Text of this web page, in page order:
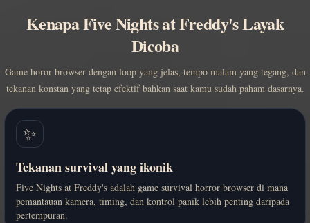
Kenapa Five Nights at Freddy's Layak
Dicoba
Game horor browser dengan loop yang jelas, tempo malam yang tegang, dan
tekanan konstan yang tetap efektif bahkan saat kamu sudah paham dasarnya.
✨
Tekanan survival yang ikonik
Five Nights at Freddy's adalah game survival horror browser di mana
pemantauan kamera, timing, dan kontrol panik lebih penting daripada
pertempuran.